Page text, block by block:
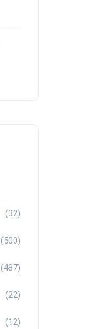
(32)
(500)
(487)
(22)
(12)